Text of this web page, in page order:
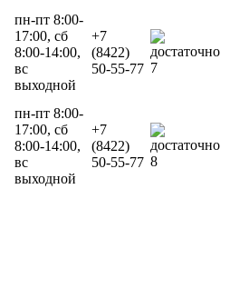
пн-пт 8:00-
17:00, сб
8:00-14:00,
вс
выходной
+7
(8422)
50-55-77 7
пн-пт 8:00-
17:00, сб
8:00-14:00,
вс
выходной
+7
(8422)
50-55-77 8